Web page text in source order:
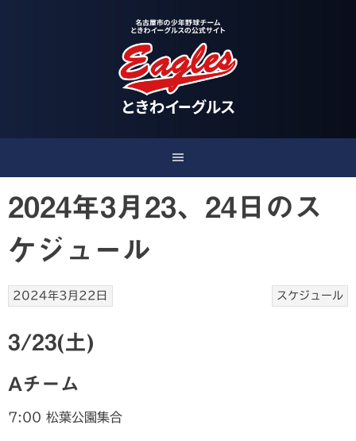
2024年3月23、24日のス
ケジュール
スケジュール
2024年3月22日
3/23(土)
Aチーム
7:00 松葉公園集合